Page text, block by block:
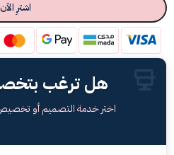
اشترِ الآن
هل ترغب
اختر خدمة التصميم أو